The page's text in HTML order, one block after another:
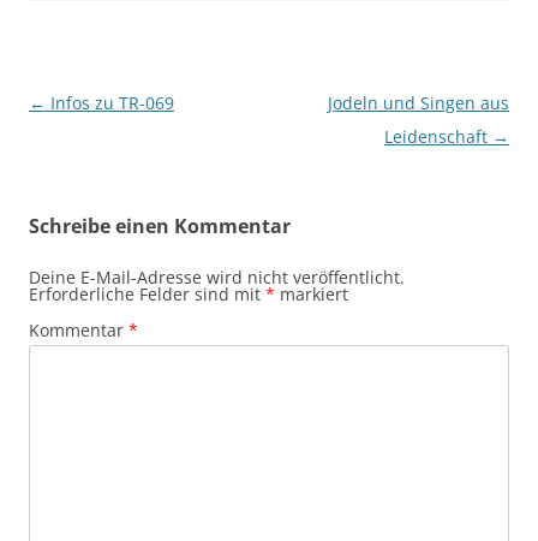
Beitragsnavigation
← Infos zu TR-069
Jodeln und Singen aus
Leidenschaft →
Schreibe einen Kommentar
Deine E-Mail-Adresse wird nicht veröffentlicht.
Erforderliche Felder sind mit * markiert
Kommentar *